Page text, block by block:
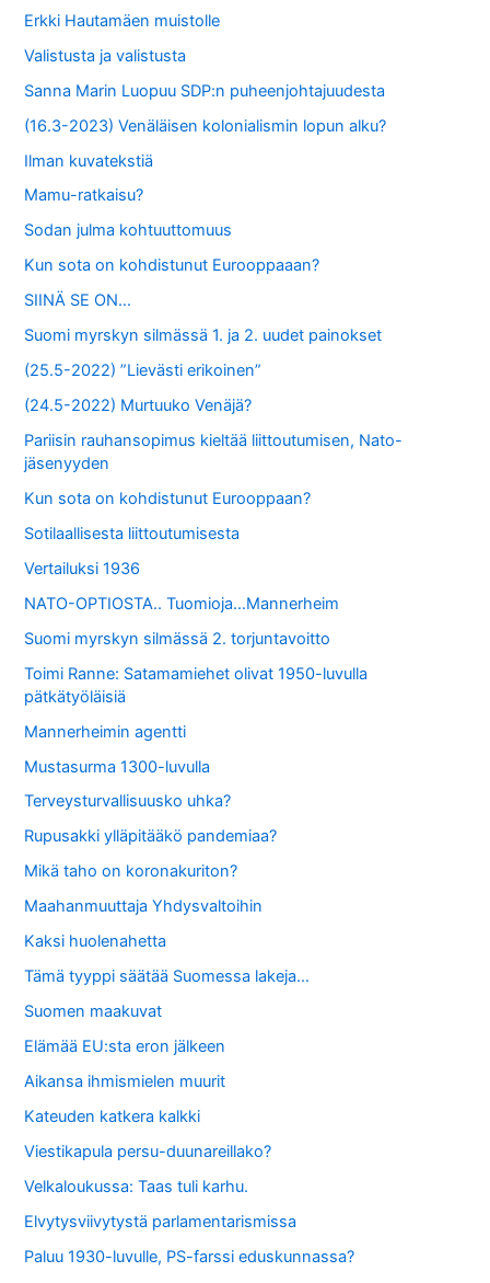
:Erkki Hautamäen muistolle
Valistusta ja valistusta
Sanna Marin Luopuu SDP:n puheenjohtajuudesta
(16.3-2023) Venäläisen kolonialismin lopun alku?
Ilman kuvatekstiä
Mamu-ratkaisu?
Sodan julma kohtuuttomuus
Kun sota on kohdistunut Eurooppaaan?
SIINÄ SE ON…
Suomi myrskyn silmässä 1. ja 2. uudet painokset
(25.5-2022) ”Lievästi erikoinen”
(24.5-2022) Murtuuko Venäjä?
Pariisin rauhansopimus kieltää liittoutumisen, Nato-
jäsenyyden
Kun sota on kohdistunut Eurooppaan?
Sotilaallisesta liittoutumisesta
Vertailuksi 1936
NATO-OPTIOSTA.. Tuomioja…Mannerheim
Suomi myrskyn silmässä 2. torjuntavoitto
Toimi Ranne: Satamamiehet olivat 1950-luvulla
pätkätyöläisiä
Mannerheimin agentti
Mustasurma 1300-luvulla
Terveysturvallisuusko uhka?
Rupusakki ylläpitääkö pandemiaa?
Mikä taho on koronakuriton?
Maahanmuuttaja Yhdysvaltoihin
Kaksi huolenahetta
Tämä tyyppi säätää Suomessa lakeja…
Suomen maakuvat
Elämää EU:sta eron jälkeen
Aikansa ihmismielen muurit
Kateuden katkera kalkki
Viestikapula persu-duunareillako?
Velkaloukussa: Taas tuli karhu.
Elvytysviivytystä parlamentarismissa
Paluu 1930-luvulle, PS-farssi eduskunnassa?